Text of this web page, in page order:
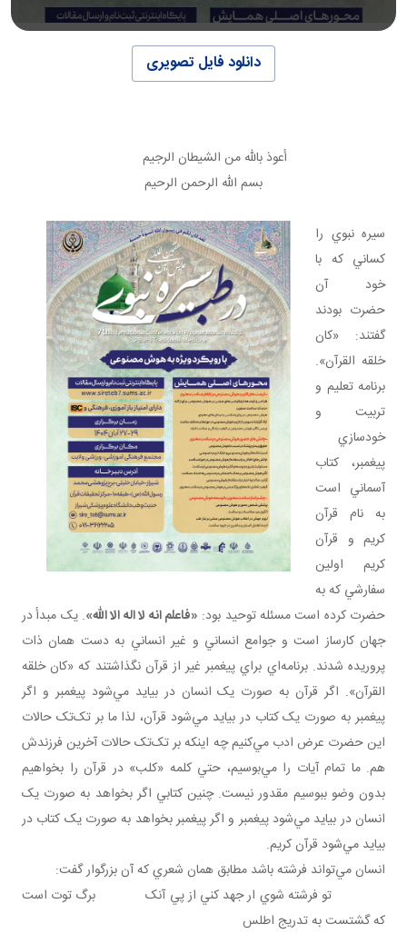
دانلود فایل تصویری
أعوذ بالله من الشيطان الرجيم
بسم الله الرحمن الرحيم
​​​​​​​سيره نبوي را
کساني که با
خود آن
حضرت بودند
گفتند: «کان
خلقه القرآن».
برنامه تعليم و
تربيت و
خودسازي
پيغمبر، کتاب
آسماني است
به نام قرآن
کريم و قرآن
کريم اولين
سفارشي که به
حضرت کرده است مسئله توحيد بود: «فاعلم انه لا اله الا الله». يک مبدأ در
جهان کارساز است و جوامع انساني و غير انساني به دست همان ذات
پروريده شدند. برنامه‌اي براي پيغمبر غير از قرآن نگذاشتند که «کان خلقه
القرآن». اگر قرآن به صورت يک انسان در بيايد مي‌شود پيغمبر و اگر
پيغمبر به صورت يک کتاب در بيايد مي‌شود قرآن، لذا ما بر تک‌تک حالات
اين حضرت عرض ادب مي‌کنيم چه اينکه بر تک‌تک حالات آخرين فرزندش
هم. ما تمام آيات را مي‌بوسيم، حتي کلمه «کلب» در قرآن را بخواهيم
بدون وضو ببوسيم مقدور نيست. چنين کتابي اگر بخواهد به صورت يک
انسان در بيايد مي‌شود پيغمبر و اگر پيغمبر بخواهد به صورت يک کتاب در
بيايد مي‌شود قرآن کريم.
انسان مي‌تواند فرشته باشد مطابق همان شعري که آن بزرگوار گفت:
تو فرشته شوي ار جهد کني از پي آنک برگ توت است
که گشتست به تدريج اطلس